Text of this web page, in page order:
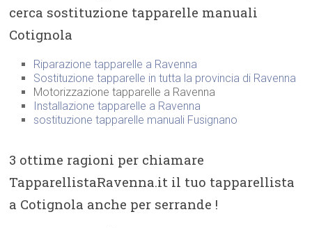
cerca sostituzione tapparelle manuali
Cotignola
Riparazione tapparelle a Ravenna
Sostituzione tapparelle in tutta la provincia di Ravenna
Motorizzazione tapparelle a Ravenna
Installazione tapparelle a Ravenna
sostituzione tapparelle manuali Fusignano
3 ottime ragioni per chiamare
TapparellistaRavenna.it il tuo tapparellista
a Cotignola anche per serrande !